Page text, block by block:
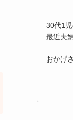
30代1児
最近夫
おかげ